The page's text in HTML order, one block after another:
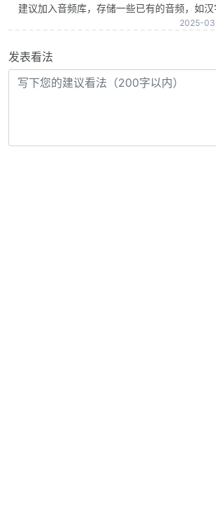
建议加入音频库，存储一些已有的音频，如
2025-
发表看法